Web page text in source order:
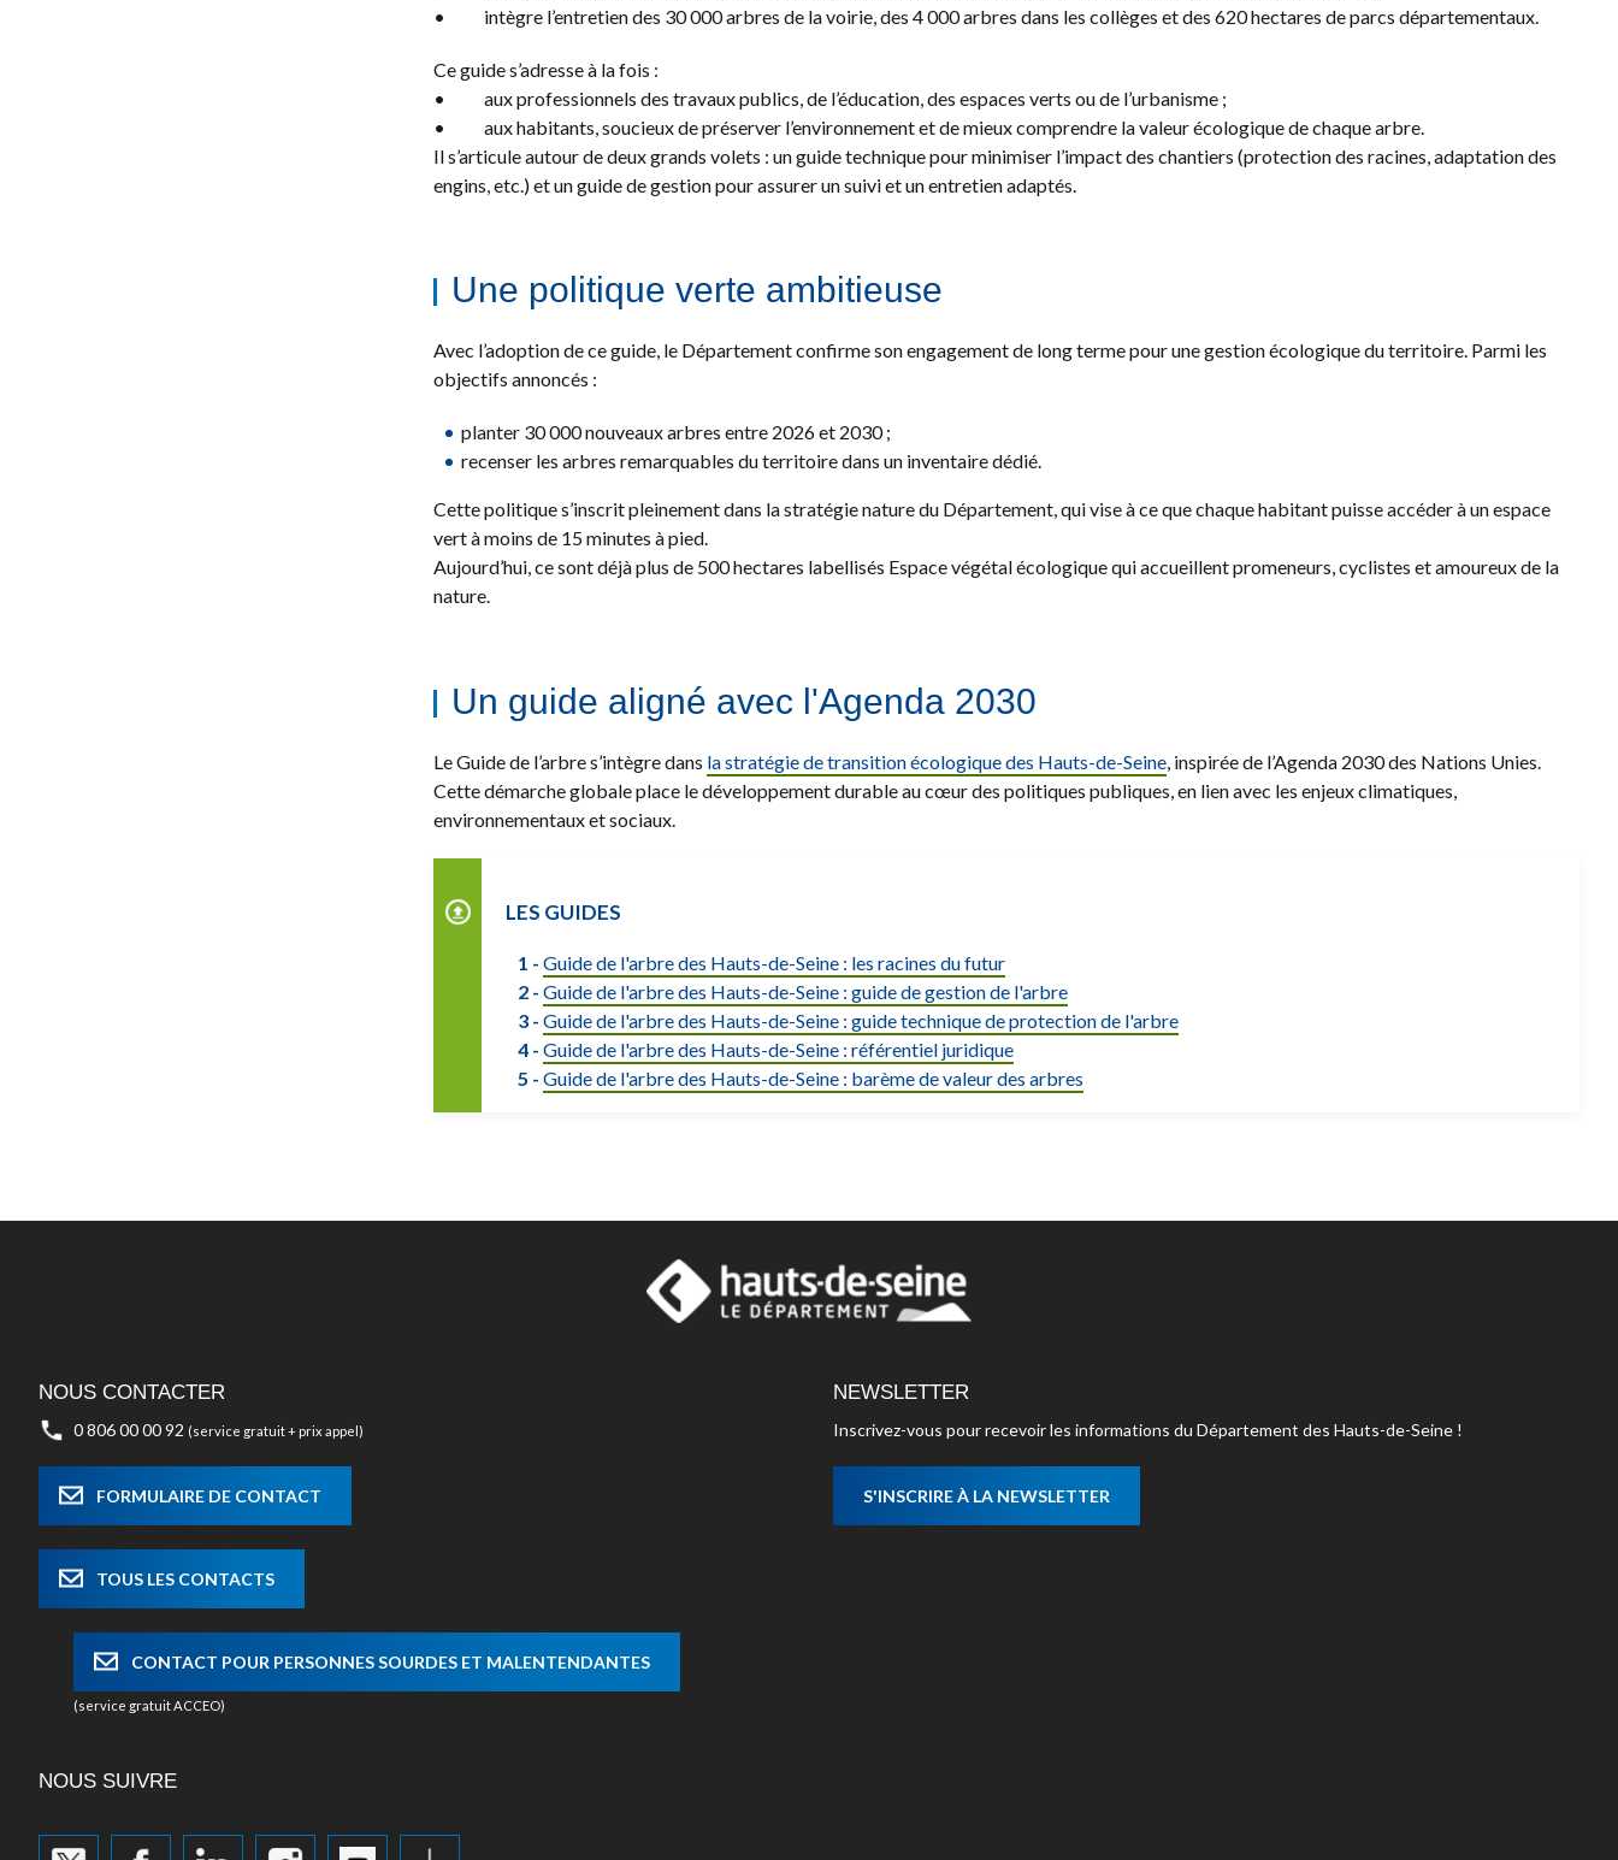
• intègre l’entretien des 30 000 arbres de la voirie, des 4 000 arbres dans les collèges et des 620 hectares de parcs départementaux.
Ce guide s’adresse à la fois :
• aux professionnels des travaux publics, de l’éducation, des espaces verts ou de l’urbanisme ;
• aux habitants, soucieux de préserver l’environnement et de mieux comprendre la valeur écologique de chaque arbre.
Il s’articule autour de deux grands volets : un guide technique pour minimiser l’impact des chantiers (protection des racines, adaptation des
engins, etc.) et un guide de gestion pour assurer un suivi et un entretien adaptés.
Une politique verte ambitieuse
Avec l’adoption de ce guide, le Département confirme son engagement de long terme pour une gestion écologique du territoire. Parmi les
objectifs annoncés :
planter 30 000 nouveaux arbres entre 2026 et 2030 ;
recenser les arbres remarquables du territoire dans un inventaire dédié.
Cette politique s’inscrit pleinement dans la stratégie nature du Département, qui vise à ce que chaque habitant puisse accéder à un espace
vert à moins de 15 minutes à pied.
Aujourd’hui, ce sont déjà plus de 500 hectares labellisés Espace végétal écologique qui accueillent promeneurs, cyclistes et amoureux de la
nature.
Un guide aligné avec l'Agenda 2030
Le Guide de l’arbre s’intègre dans la stratégie de transition écologique des Hauts-de-Seine, inspirée de l’Agenda 2030 des Nations Unies.
Cette démarche globale place le développement durable au cœur des politiques publiques, en lien avec les enjeux climatiques,
environnementaux et sociaux.
LES GUIDES
Guide de l'arbre des Hauts-de-Seine : les racines du futur
Guide de l'arbre des Hauts-de-Seine : guide de gestion de l'arbre
Guide de l'arbre des Hauts-de-Seine : guide technique de protection de l'arbre
Guide de l'arbre des Hauts-de-Seine : référentiel juridique
Guide de l'arbre des Hauts-de-Seine : barème de valeur des arbres
NOUS CONTACTER
0 806 00 00 92 (service gratuit + prix appel)
FORMULAIRE DE CONTACT
TOUS LES CONTACTS
CONTACT POUR PERSONNES SOURDES ET MALENTENDANTES
(service gratuit ACCEO)
NEWSLETTER
Inscrivez-vous pour recevoir les informations du Département des Hauts-de-Seine !
S'INSCRIRE À LA NEWSLETTER
NOUS SUIVRE